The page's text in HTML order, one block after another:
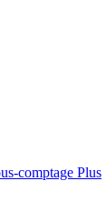
comptage Plus